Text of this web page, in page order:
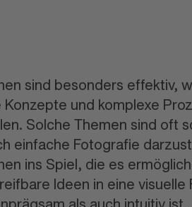
sind besonders effektiv,
und komplexe
Solche Themen sind oft
einfache Fotografie
ins Spiel, die es
Ideen in eine